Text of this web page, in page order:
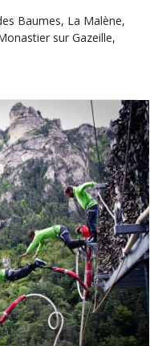
Baumes, La Malène,
sur Gazeille,